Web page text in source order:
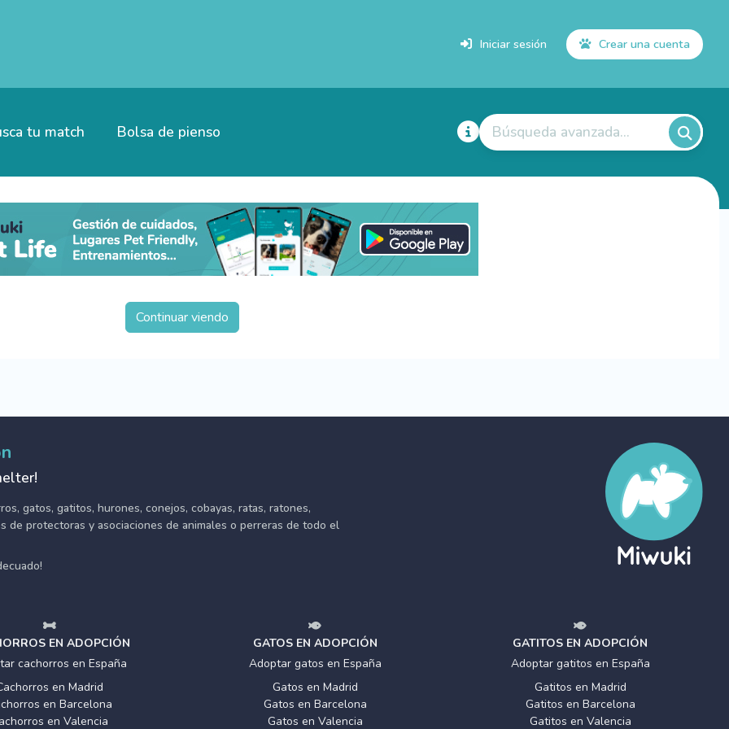
Iniciar sesión Crear una cuenta
tu match Bolsa de pienso Búsqueda avanzada...
Continuar viendo
gatos, gatitos, hurones, conejos, cobayas, ratas, ratones,
de protectoras y asociaciones de animales o perreras de todo el
EN ADOPCIÓN
cachorros en España
en Madrid
en Barcelona
en Valencia
GATOS EN ADOPCIÓN
Adoptar gatos en España
Gatos en Madrid
Gatos en Barcelona
Gatos en Valencia
GATITOS EN ADOPCIÓN
Adoptar gatitos en España
Gatitos en Madrid
Gatitos en Barcelona
Gatitos en Valencia